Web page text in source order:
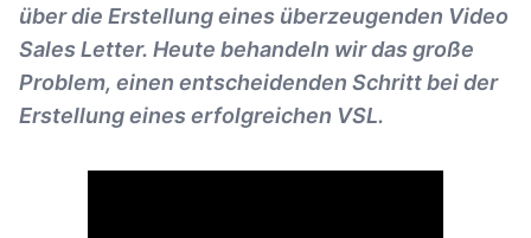
über die Erstellung eines überzeugenden Video
Sales Letter. Heute behandeln wir das große
Problem, einen entscheidenden Schritt bei der
Erstellung eines erfolgreichen VSL.